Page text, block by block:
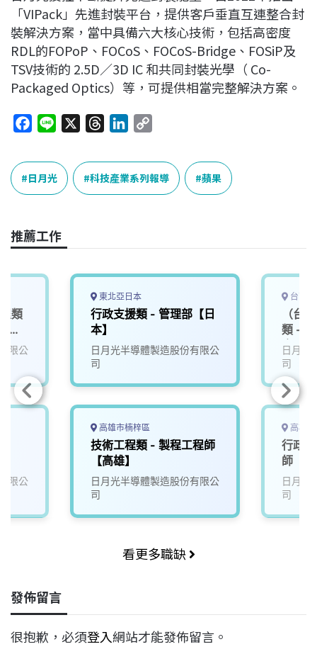
「VIPack」先進封裝平台，提供客戶垂直互連整合封
裝解決方案，當中具備六大核心技術，包括高密度
RDL的FOPoP、FOCoS、FOCoS-Bridge、FOSiP及
TSV技術的 2.5D／3D IC 和共同封裝光學（ Co-
Packaged Optics）等，可提供相當完整解決方案。
c
e
b
o
k
n
e
r
e
a
n
k
e
n
p
y
L
k
日月光 科技產業系列報導 蘋果
推薦工作
類
師
限公
限公
東北亞日本
行政支援類 - 管理部【日
本】
日月光半導體製造股份有限公
司
高雄市楠梓區
技術工程類 - 製程工程師
【高雄】
日月光半導體製造股份有限公
司
台南
（台
類 -
廠】
日月光
司
高雄
行政
師【
日月光
司
看更多職缺
發佈留言
很抱歉，必須登入網站才能發佈留言。